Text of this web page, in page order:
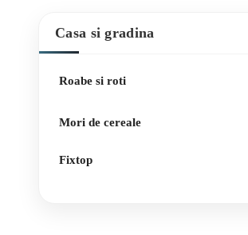
Casa si gradina
Roabe si roti
Mori de cereale
Fixtop